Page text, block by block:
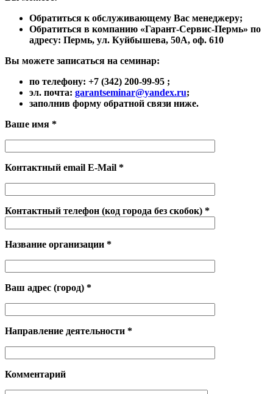
Обратиться к обслуживающему Вас менеджеру;
Обратиться в компанию «Гарант-Сервис-Пермь» по
адресу: Пермь, ул. Куйбышева, 50А, оф. 610
Вы можете записаться на семинар:
по телефону: +7 (342) 200-99-95 ;
эл. почта: garantseminar@yandex.ru;
заполнив форму обратной связи ниже.
Ваше имя *
Контактный email E-Mail *
Контактный телефон (код города без скобок) *
Название организации *
Ваш адрес (город) *
Направление деятельности *
Комментарий